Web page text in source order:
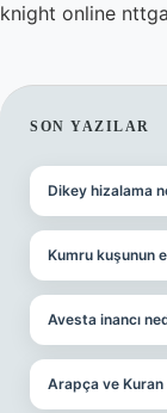
knight online
SON YAZILAR
Dikey hizalama
Kumru kuşunun
Avesta inancı
Arapça ve Kuran